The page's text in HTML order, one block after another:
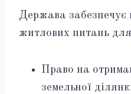
Держава забезпечує
житлових питань для
Право на
земельної